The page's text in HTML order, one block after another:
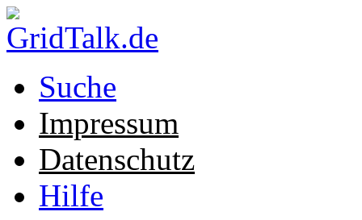
Suche
Impressum
Datenschutz
Hilfe